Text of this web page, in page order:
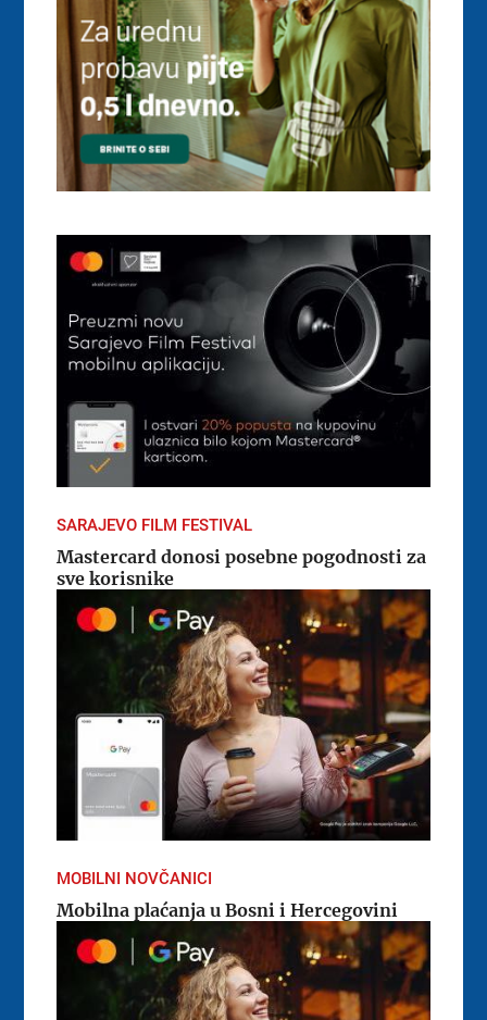
SARAJEVO FILM FESTIVAL
Mastercard donosi posebne pogodnosti za
sve korisnike
MOBILNI NOVČANICI
Mobilna plaćanja u Bosni i Hercegovini